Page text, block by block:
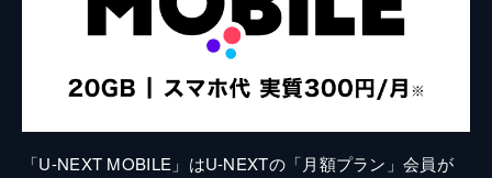
「U-NEXT MOBILE」はU-NEXTの「月額プラン」会員が